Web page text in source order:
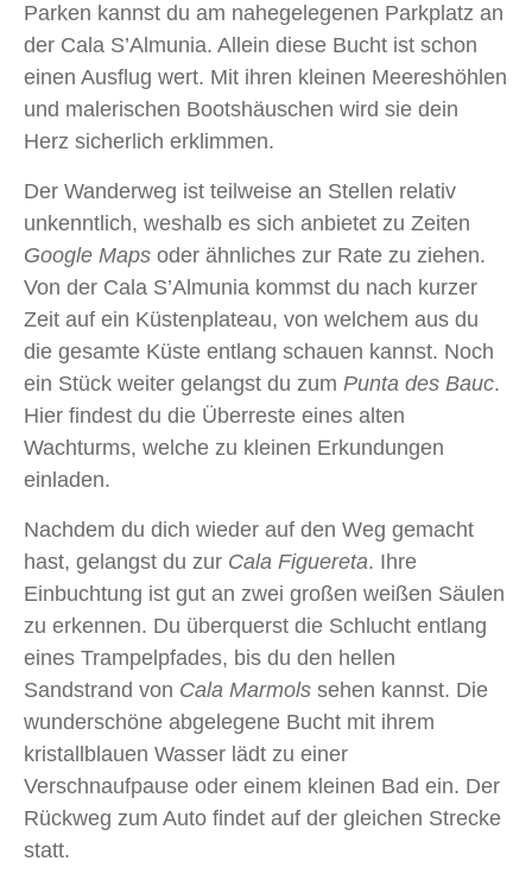
Parken kannst du am nahegelegenen Parkplatz an
der Cala S’Almunia. Allein diese Bucht ist schon
einen Ausflug wert. Mit ihren kleinen Meereshöhlen
und malerischen Bootshäuschen wird sie dein
Herz sicherlich erklimmen.
Der Wanderweg ist teilweise an Stellen relativ
unkenntlich, weshalb es sich anbietet zu Zeiten
Google Maps oder ähnliches zur Rate zu ziehen.
Von der Cala S’Almunia kommst du nach kurzer
Zeit auf ein Küstenplateau, von welchem aus du
die gesamte Küste entlang schauen kannst. Noch
ein Stück weiter gelangst du zum Punta des Bauc.
Hier findest du die Überreste eines alten
Wachturms, welche zu kleinen Erkundungen
einladen.
Nachdem du dich wieder auf den Weg gemacht
hast, gelangst du zur Cala Figuereta. Ihre
Einbuchtung ist gut an zwei großen weißen Säulen
zu erkennen. Du überquerst die Schlucht entlang
eines Trampelpfades, bis du den hellen
Sandstrand von Cala Marmols sehen kannst. Die
wunderschöne abgelegene Bucht mit ihrem
kristallblauen Wasser lädt zu einer
Verschnaufpause oder einem kleinen Bad ein. Der
Rückweg zum Auto findet auf der gleichen Strecke
statt.